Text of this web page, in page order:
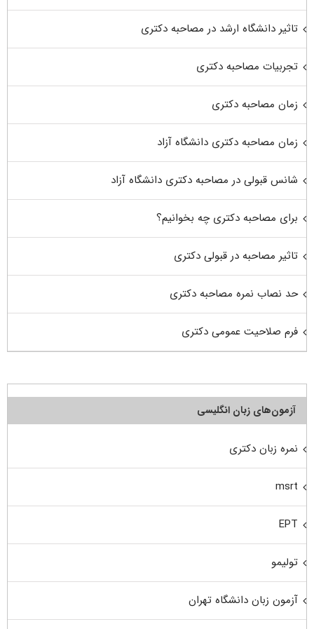
تاثیر دانشگاه ارشد در مصاحبه دکتری
تجربیات مصاحبه دکتری
زمان مصاحبه دکتری
زمان مصاحبه دکتری دانشگاه آزاد
شانس قبولی در مصاحبه دکتری دانشگاه آزاد
برای مصاحبه دکتری چه بخوانیم؟
تاثیر مصاحبه در قبولی دکتری
حد نصاب نمره مصاحبه دکتری
فرم صلاحیت عمومی دکتری
آزمون‌های زبان انگلیسی
نمره زبان دکتری
msrt
EPT
تولیمو
آزمون زبان دانشگاه تهران